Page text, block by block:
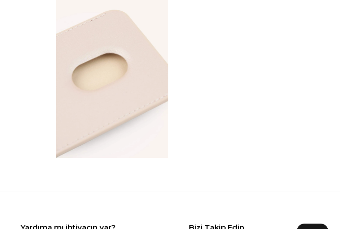
Yardıma mı ihtiyacın var? Bizi Takip Edin